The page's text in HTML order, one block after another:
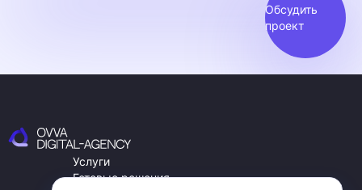
Обсудить
проект
Услуги
Готовые решения